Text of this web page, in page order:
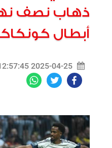
ذهاب نصف
أبطال
2025-04-25 12:57:45
Facebook
Twitter